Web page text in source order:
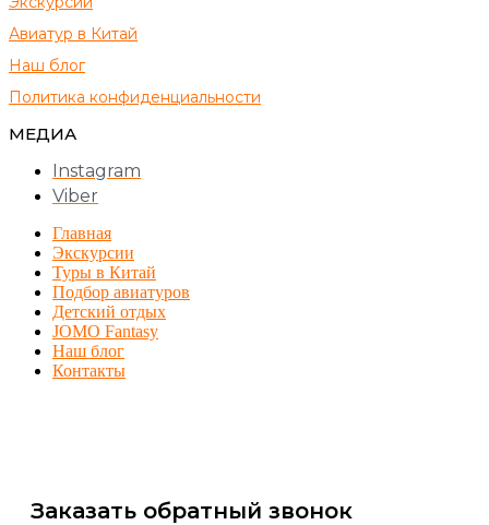
Авиатур в Китай
Наш блог
Политика конфиденциальности
МЕДИА
Instagram
Viber
Главная
Экскурсии
Туры в Китай
Подбор авиатуров
Детский отдых
JOMO Fantasy
Наш блог
Контакты
Заказать обратный звонок